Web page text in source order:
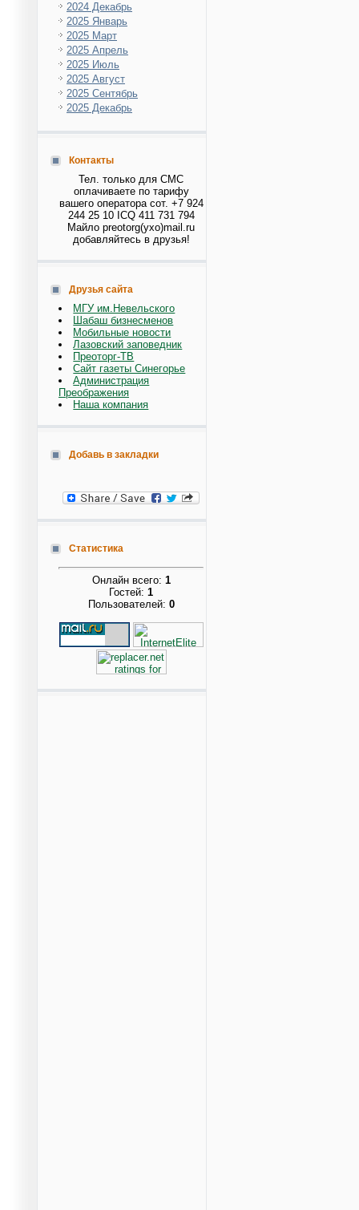
2024 Декабрь
2025 Январь
2025 Март
2025 Апрель
2025 Июль
2025 Август
2025 Сентябрь
2025 Декабрь
Контакты
Тел. только для СМС
оплачиваете по тарифу
вашего оператора сот. +7 924
244 25 10 ICQ 411 731 794
Майло preotorg(ухо)mail.ru
добавляйтесь в друзья!
Друзья сайта
МГУ им.Невельского
Шабаш бизнесменов
Мобильные новости
Лазовский заповедник
Преоторг-ТВ
Сайт газеты Синегорье
Администрация
Преображения
Наша компания
Добавь в закладки
Статистика
Онлайн всего: 1
Гостей: 1
Пользователей: 0